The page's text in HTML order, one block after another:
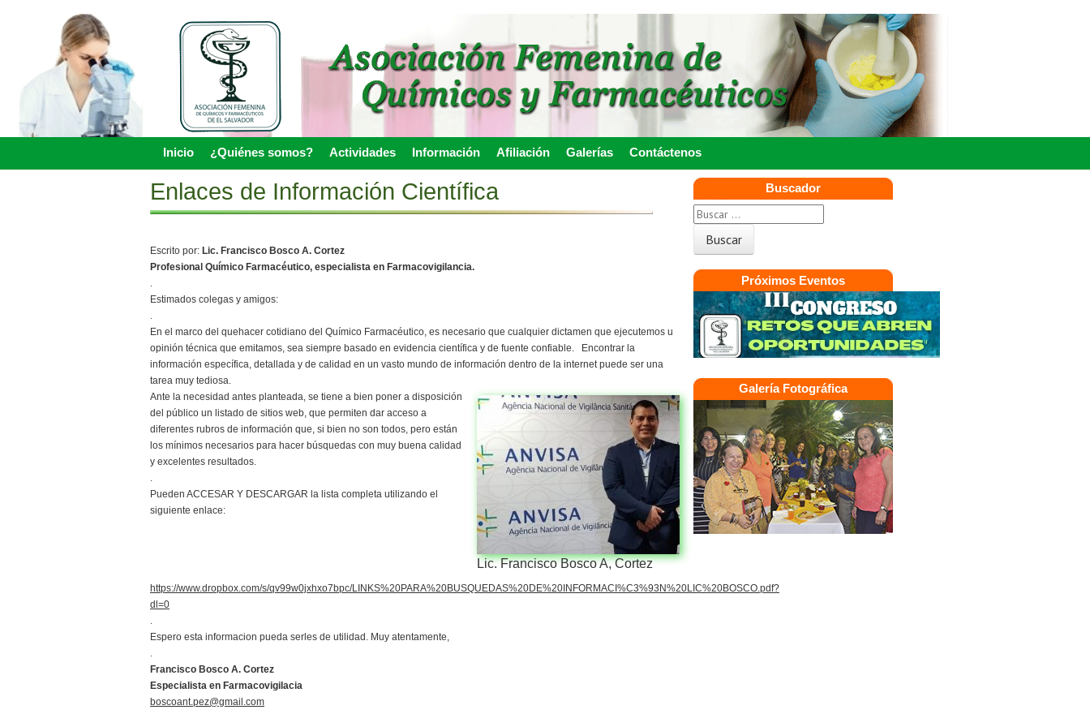
Menu
Skip to content
Inicio ¿Quiénes somos? Actividades Información Afiliación Galerías Contáctenos
Enlaces de Información Científica
Escrito por: Lic. Francisco Bosco A. Cortez
Profesional Químico Farmacéutico, especialista en Farmacovigilancia.
.
Estimados colegas y amigos:
.
En el marco del quehacer cotidiano del Químico Farmacéutico, es necesario que cualquier dictamen que ejecutemos u
opinión técnica que emitamos, sea siempre basado en evidencia científica y de fuente confiable. Encontrar la
información específica, detallada y de calidad en un vasto mundo de información dentro de la internet puede ser una
tarea muy tediosa.
Lic. Francisco Bosco A, Cortez
Ante la necesidad antes planteada, se tiene a bien poner a disposición
del público un listado de sitios web, que permiten dar acceso a
diferentes rubros de información que, si bien no son todos, pero están
los mínimos necesarios para hacer búsquedas con muy buena calidad
y excelentes resultados.
.
Pueden ACCESAR Y DESCARGAR la lista completa utilizando el
siguiente enlace:
https://www.dropbox.com/s/qv99w0jxhxo7bpc/LINKS%20PARA%20BUSQUEDAS%20DE%20INFORMACI%C3%93N%20LIC%20BOSCO.pdf?
dl=0
.
Espero esta informacion pueda serles de utilidad. Muy atentamente,
.
Francisco Bosco A. Cortez
Especialista en Farmacovigilacia
boscoant.pez@gmail.com
Buscador
Próximos Eventos
Galería Fotográfica